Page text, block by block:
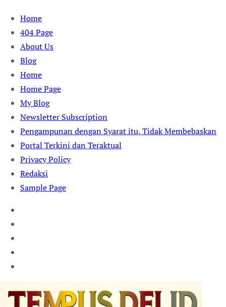
Skip
content
Home
404 Page
About Us
Blog
Home
Home Page
My Blog
Newsletter Subscription
Pengampunan dengan Syarat itu, Tidak Membebaskan
Portal Terkini dan Teraktual
Privacy Policy
Redaksi
Sample Page